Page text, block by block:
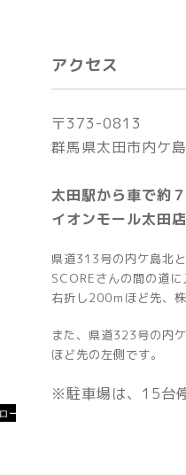
アクセス
〒373-0813
群馬県太田市内ケ
太田駅から車で約
イオンモール太田
県道313号の内ケ島北
SCOREさんの間の道
右折し200ｍほど先、
また、県道323号の内
ほど先の左側です。
※駐車場は、15台